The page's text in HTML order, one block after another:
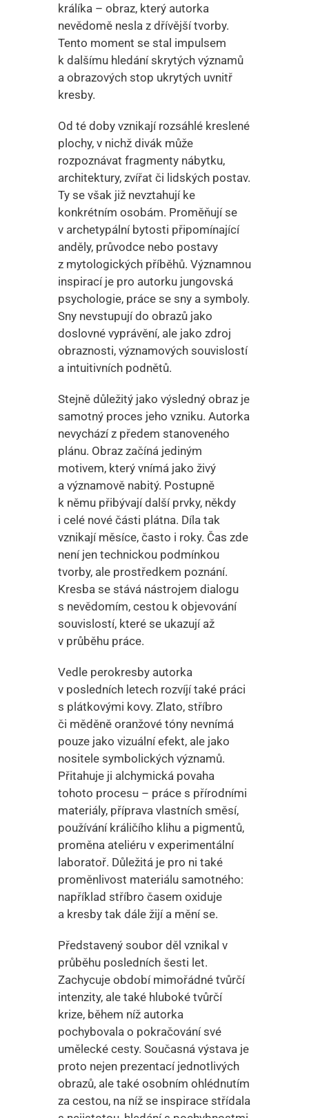
králíka – obraz, který autorka
nevědomě nesla z dřívější tvorby.
Tento moment se stal impulsem
k dalšímu hledání skrytých významů
a obrazových stop ukrytých uvnitř
kresby.
Od té doby vznikají rozsáhlé kreslené
plochy, v nichž divák může
rozpoznávat fragmenty nábytku,
architektury, zvířat či lidských postav.
Ty se však již nevztahují ke
konkrétním osobám. Proměňují se
v archetypální bytosti připomínající
anděly, průvodce nebo postavy
z mytologických příběhů. Významnou
inspirací je pro autorku jungovská
psychologie, práce se sny a symboly.
Sny nevstupují do obrazů jako
doslovné vyprávění, ale jako zdroj
obraznosti, významových souvislostí
a intuitivních podnětů.
Stejně důležitý jako výsledný obraz je
samotný proces jeho vzniku. Autorka
nevychází z předem stanoveného
plánu. Obraz začíná jediným
motivem, který vnímá jako živý
a významově nabitý. Postupně
k němu přibývají další prvky, někdy
i celé nové části plátna. Díla tak
vznikají měsíce, často i roky. Čas zde
není jen technickou podmínkou
tvorby, ale prostředkem poznání.
Kresba se stává nástrojem dialogu
s nevědomím, cestou k objevování
souvislostí, které se ukazují až
v průběhu práce.
Vedle perokresby autorka
v posledních letech rozvíjí také práci
s plátkovými kovy. Zlato, stříbro
či měděně oranžové tóny nevnímá
pouze jako vizuální efekt, ale jako
nositele symbolických významů.
Přitahuje ji alchymická povaha
tohoto procesu – práce s přírodními
materiály, příprava vlastních směsí,
používání králičího klihu a pigmentů,
proměna ateliéru v experimentální
laboratoř. Důležitá je pro ni také
proměnlivost materiálu samotného:
například stříbro časem oxiduje
a kresby tak dále žijí a mění se.
Představený soubor děl vznikal v
průběhu posledních šesti let.
Zachycuje období mimořádné tvůrčí
intenzity, ale také hluboké tvůrčí
krize, během níž autorka
pochybovala o pokračování své
umělecké cesty. Současná výstava je
proto nejen prezentací jednotlivých
obrazů, ale také osobním ohlédnutím
za cestou, na níž se inspirace střídala